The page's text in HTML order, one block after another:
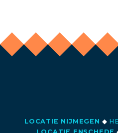
LOCATIE NIJMEGEN ◆